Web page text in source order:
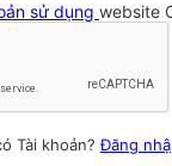
sử dụng website
Tài khoản?Đăng